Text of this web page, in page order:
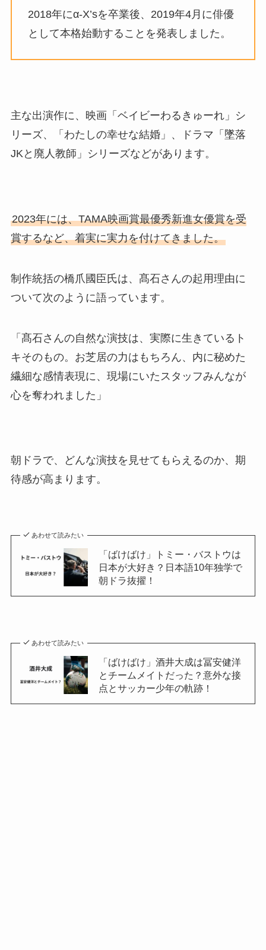
2018年にα-X’sを卒業後、2019年4月に俳優
として本格始動することを発表しました。
主な出演作に、映画「ベイビーわるきゅーれ」シ
リーズ、「わたしの幸せな結婚」、ドラマ「墜落
JKと廃人教師」シリーズなどがあります。
2023年には、TAMA映画賞最優秀新進女優賞を受
賞するなど、着実に実力を付けてきました。
制作統括の橋爪國臣氏は、髙石さんの起用理由に
ついて次のように語っています。
「髙石さんの自然な演技は、実際に生きているト
キそのもの。お芝居の力はもちろん、内に秘めた
繊細な感情表現に、現場にいたスタッフみんなが
心を奪われました」
朝ドラで、どんな演技を見せてもらえるのか、期
待感が高まります。
あわせて読みたい
「ばけばけ」トミー・バストウは
日本が大好き？日本語10年独学で
朝ドラ抜擢！
あわせて読みたい
「ばけばけ」酒井大成は冨安健洋
とチームメイトだった？意外な接
点とサッカー少年の軌跡！